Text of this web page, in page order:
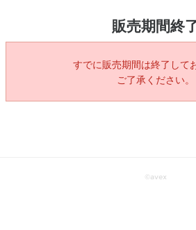
販売期間終
すでに販売期間は終了して
ご了承ください。
© avex